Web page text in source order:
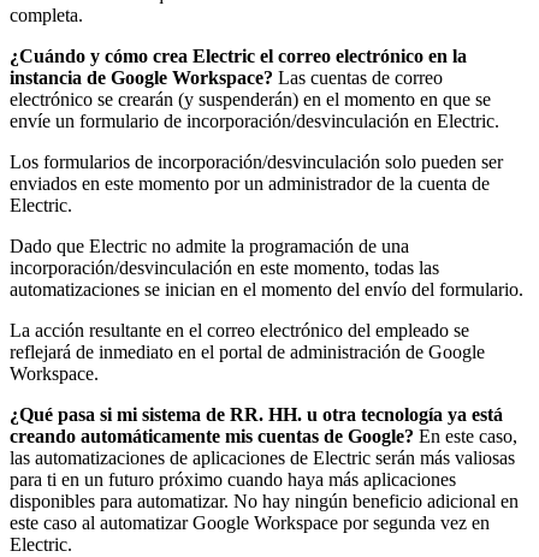
completa.
¿Cuándo y cómo crea Electric el correo electrónico en la
instancia de Google Workspace? Las cuentas de correo
electrónico se crearán (y suspenderán) en el momento en que se
envíe un formulario de incorporación/desvinculación en Electric.
Los formularios de incorporación/desvinculación solo pueden ser
enviados en este momento por un administrador de la cuenta de
Electric.
Dado que Electric no admite la programación de una
incorporación/desvinculación en este momento, todas las
automatizaciones se inician en el momento del envío del formulario.
La acción resultante en el correo electrónico del empleado se
reflejará de inmediato en el portal de administración de Google
Workspace.
¿Qué pasa si mi sistema de RR. HH. u otra tecnología ya está
creando automáticamente mis cuentas de Google? En este caso,
las automatizaciones de aplicaciones de Electric serán más valiosas
para ti en un futuro próximo cuando haya más aplicaciones
disponibles para automatizar. No hay ningún beneficio adicional en
este caso al automatizar Google Workspace por segunda vez en
Electric.